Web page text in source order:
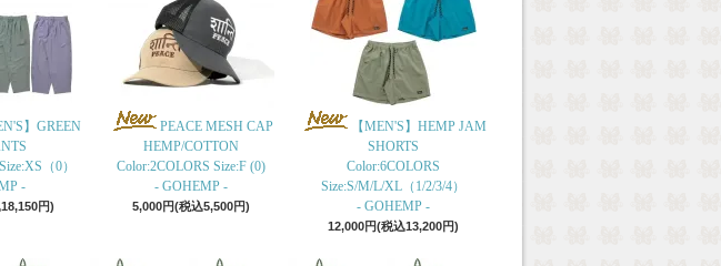
】GREEN
（0）
-
円)
PEACE MESH CAP
HEMP/COTTON
Color:2COLORS Size:F (0)
- GOHEMP -
5,000円(税込5,500円)
【MEN'S】HEMP JAM
SHORTS
Color:6COLORS
Size:S/M/L/XL（1/2/3/4）
- GOHEMP -
12,000円(税込13,200円)